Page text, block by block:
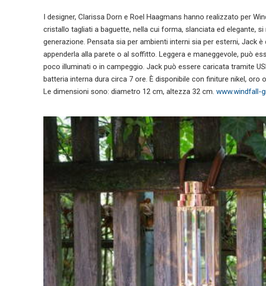
I designer, Clarissa Dorn e Roel Haagmans hanno realizzato per
cristallo tagliati a baguette, nella cui forma, slanciata ed elegante,
generazione. Pensata sia per ambienti interni sia per esterni, Jack
appenderla alla parete o al soffitto. Leggera e maneggevole, può
poco illuminati o in campeggio. Jack può essere caricata tramite
batteria interna dura circa 7 ore. È disponibile con finiture nikel, oro
Le dimensioni sono: diametro 12 cm, altezza 32 cm. www.windfall-